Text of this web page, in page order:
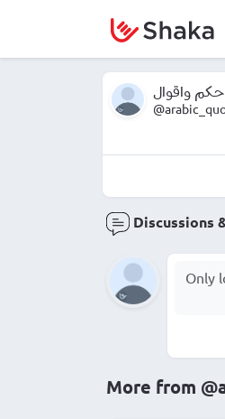
حكم واقوال
Discussions
More from